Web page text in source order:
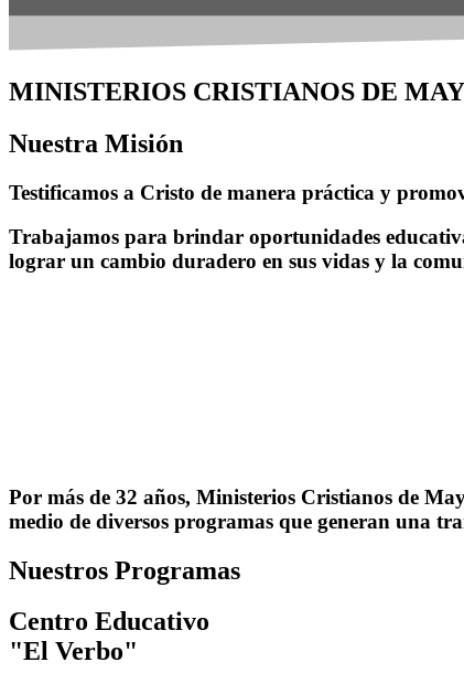
MINISTERIOS CRISTIANOS DE
Nuestra Misión
Testificamos a Cristo de manera práctica y
Trabajamos para brindar oportunidades
lograr un cambio duradero en sus vidas y la
Por más de 32 años, Ministerios Cristianos de
medio de diversos programas que generan una
Nuestros Programas
Centro Educativo
"El Verbo"